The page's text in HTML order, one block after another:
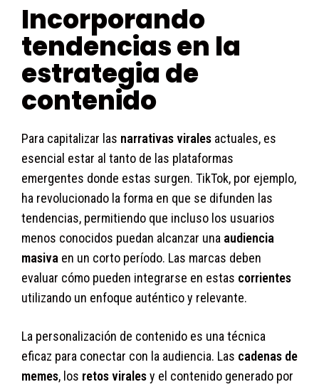
Incorporando
tendencias en la
estrategia de
contenido
Para capitalizar las narrativas virales actuales, es
esencial estar al tanto de las plataformas
emergentes donde estas surgen. TikTok, por ejemplo,
ha revolucionado la forma en que se difunden las
tendencias, permitiendo que incluso los usuarios
menos conocidos puedan alcanzar una audiencia
masiva en un corto período. Las marcas deben
evaluar cómo pueden integrarse en estas corrientes
utilizando un enfoque auténtico y relevante.
La personalización de contenido es una técnica
eficaz para conectar con la audiencia. Las cadenas de
memes, los retos viralesy el contenido generado por